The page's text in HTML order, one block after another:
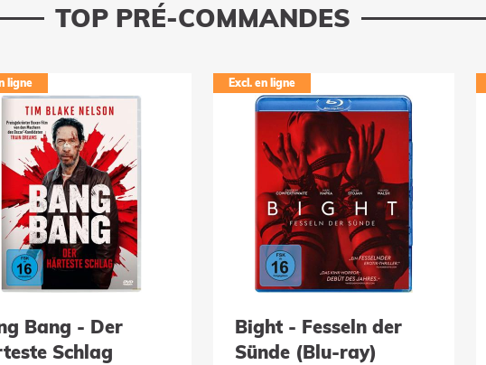
TOP PRÉ-COMMANDES
ligne
Bang - Der
Schlag
Excl. en ligne
Bight - Fesseln der
Sünde (Blu-ray)